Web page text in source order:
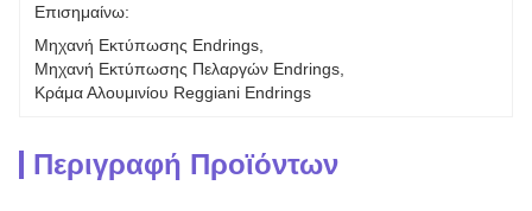
Επισημαίνω:
Μηχανή Εκτύπωσης Endrings
Μηχανή Εκτύπωσης Πελαργών Endrings
Κράμα Αλουμινίου Reggiani Endrings
Περιγραφή Προϊόντων